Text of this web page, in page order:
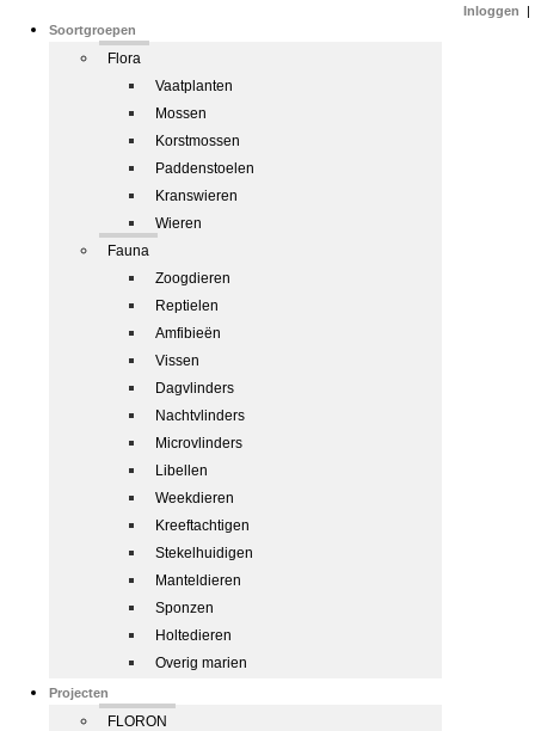
Soortgroepen
Flora
Vaatplanten
Mossen
Korstmossen
Paddenstoelen
Kranswieren
Wieren
Fauna
Zoogdieren
Reptielen
Amfibieën
Vissen
Dagvlinders
Nachtvlinders
Microvlinders
Libellen
Weekdieren
Kreeftachtigen
Stekelhuidigen
Manteldieren
Sponzen
Holtedieren
Overig marien
Projecten
FLORON
Inloggen |